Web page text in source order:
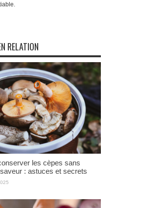
RELATION
les cèpes sans
: astuces et secrets